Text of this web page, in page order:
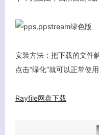
安装方法：把下载的文件
点击“绿化”就可以正常使用
Rayfile网盘下载